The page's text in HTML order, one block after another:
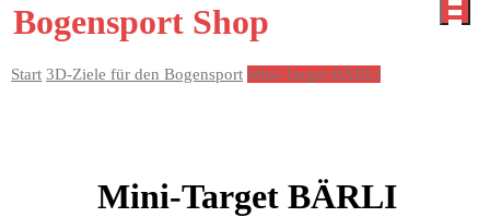
Bogensport Shop
Start 3D-Ziele für den Bogensport Mini-Target BÄRLI
Mini-Target BÄRLI